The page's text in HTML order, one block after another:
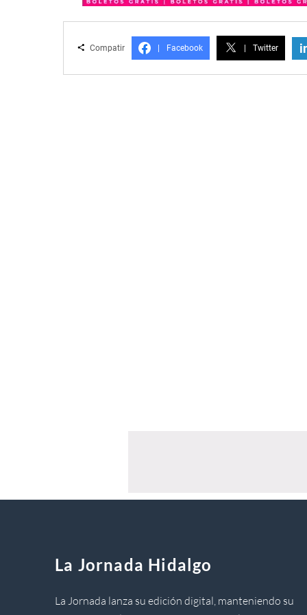
Compatir Facebook Twitter
La Jornada Hidalgo
La Jornada lanza su edición digital, manteniendo su